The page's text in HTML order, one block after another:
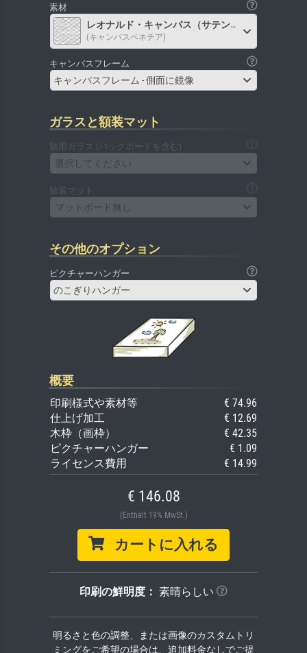
素材
レオナルド・キャンバス（サテン）
(キャンバスベネチア)
キャンバスフレーム
キャンバスフレーム - 側面に鏡像
ガラスと額装マット
額用ガラス (バックボードを含む)
選択してください
額装マット
マットボード無し
その他のオプション
ピクチャーハンガー
のこぎりハンガー
概要
印刷様式や素材等
€ 74.96
仕上げ加工
€ 12.69
木枠（画枠）
€ 42.35
ピクチャーハンガー
€ 1.09
ライセンス費用
€ 14.99
€ 146.08
(Enthält 19% MwSt.)
カートに入れる
印刷の鮮明度： 素晴らしい
明るさと色の調整、または画像のカスタムトリ
ミングをご希望の場合は、追加料金なしでご提